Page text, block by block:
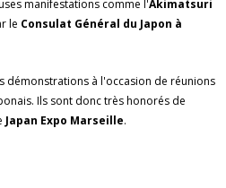
manifestations comme l'Akimatsuri
le Consulat Général du Japon à
démonstrations à l'occasion de réunions
Ils sont donc très honorés de
Japan Expo Marseille.